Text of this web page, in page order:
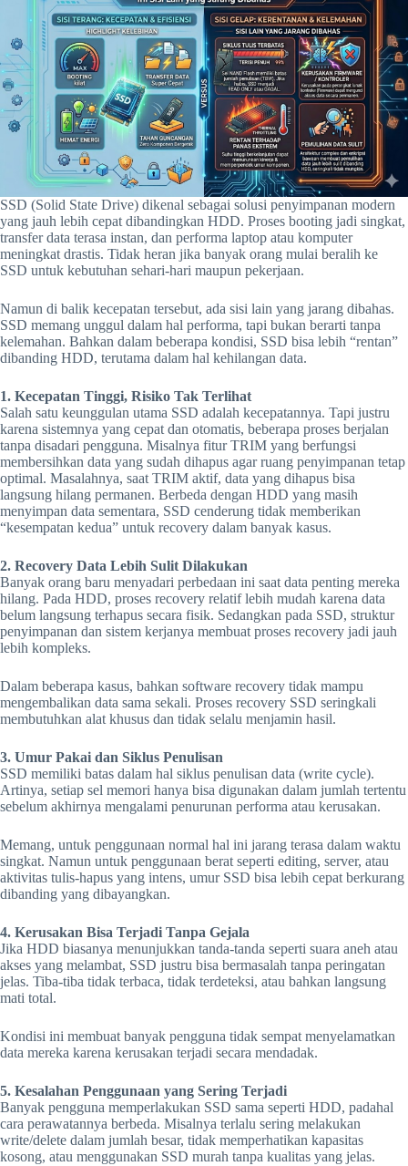
SSD (Solid State Drive) dikenal sebagai solusi penyimpanan modern
yang jauh lebih cepat dibandingkan HDD. Proses booting jadi singkat,
transfer data terasa instan, dan performa laptop atau komputer
meningkat drastis. Tidak heran jika banyak orang mulai beralih ke
SSD untuk kebutuhan sehari-hari maupun pekerjaan.
Namun di balik kecepatan tersebut, ada sisi lain yang jarang dibahas.
SSD memang unggul dalam hal performa, tapi bukan berarti tanpa
kelemahan. Bahkan dalam beberapa kondisi, SSD bisa lebih “rentan”
dibanding HDD, terutama dalam hal kehilangan data.
1. Kecepatan Tinggi, Risiko Tak Terlihat
Salah satu keunggulan utama SSD adalah kecepatannya. Tapi justru
karena sistemnya yang cepat dan otomatis, beberapa proses berjalan
tanpa disadari pengguna. Misalnya fitur TRIM yang berfungsi
membersihkan data yang sudah dihapus agar ruang penyimpanan tetap
optimal. Masalahnya, saat TRIM aktif, data yang dihapus bisa
langsung hilang permanen. Berbeda dengan HDD yang masih
menyimpan data sementara, SSD cenderung tidak memberikan
“kesempatan kedua” untuk recovery dalam banyak kasus.
2. Recovery Data Lebih Sulit Dilakukan
Banyak orang baru menyadari perbedaan ini saat data penting mereka
hilang. Pada HDD, proses recovery relatif lebih mudah karena data
belum langsung terhapus secara fisik. Sedangkan pada SSD, struktur
penyimpanan dan sistem kerjanya membuat proses recovery jadi jauh
lebih kompleks.
Dalam beberapa kasus, bahkan software recovery tidak mampu
mengembalikan data sama sekali. Proses recovery SSD seringkali
membutuhkan alat khusus dan tidak selalu menjamin hasil.
3. Umur Pakai dan Siklus Penulisan
SSD memiliki batas dalam hal siklus penulisan data (write cycle).
Artinya, setiap sel memori hanya bisa digunakan dalam jumlah tertentu
sebelum akhirnya mengalami penurunan performa atau kerusakan.
Memang, untuk penggunaan normal hal ini jarang terasa dalam waktu
singkat. Namun untuk penggunaan berat seperti editing, server, atau
aktivitas tulis-hapus yang intens, umur SSD bisa lebih cepat berkurang
dibanding yang dibayangkan.
4. Kerusakan Bisa Terjadi Tanpa Gejala
Jika HDD biasanya menunjukkan tanda-tanda seperti suara aneh atau
akses yang melambat, SSD justru bisa bermasalah tanpa peringatan
jelas. Tiba-tiba tidak terbaca, tidak terdeteksi, atau bahkan langsung
mati total.
Kondisi ini membuat banyak pengguna tidak sempat menyelamatkan
data mereka karena kerusakan terjadi secara mendadak.
5. Kesalahan Penggunaan yang Sering Terjadi
Banyak pengguna memperlakukan SSD sama seperti HDD, padahal
cara perawatannya berbeda. Misalnya terlalu sering melakukan
write/delete dalam jumlah besar, tidak memperhatikan kapasitas
kosong, atau menggunakan SSD murah tanpa kualitas yang jelas.